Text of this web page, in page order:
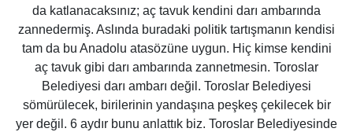
da katlanacaksınız; aç tavuk kendini darı ambarında
zannedermiş. Aslında buradaki politik tartışmanın kendisi
tam da bu Anadolu atasözüne uygun. Hiç kimse kendini
aç tavuk gibi darı ambarında zannetmesin. Toroslar
Belediyesi darı ambarı değil. Toroslar Belediyesi
sömürülecek, birilerinin yandaşına peşkeş çekilecek bir
yer değil. 6 aydır bunu anlattık biz. Toroslar Belediyesinde